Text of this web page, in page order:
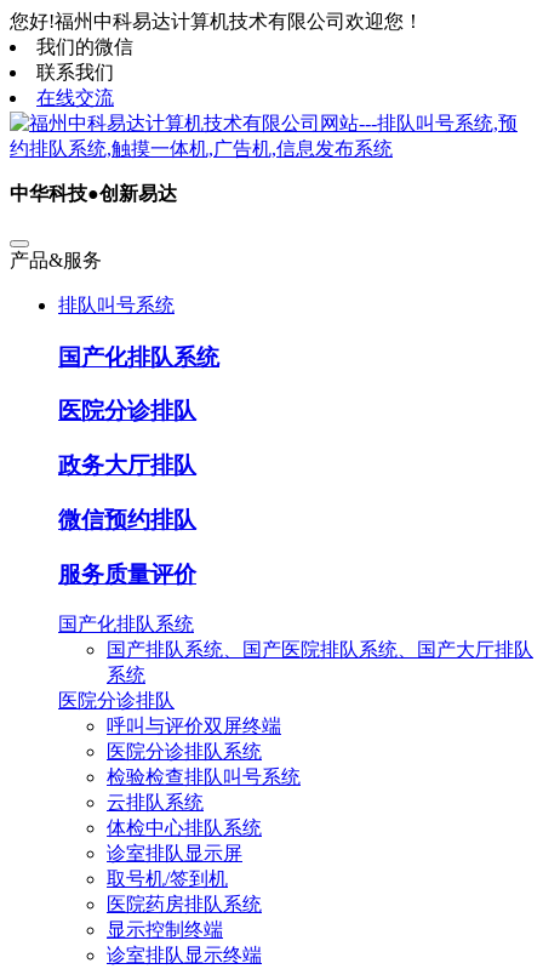
您好!福州中科易达计算机技术有限公司欢迎您！
我们的微信
联系我们
在线交流
中华科技●创新易达
产品&服务
排队叫号系统
国产化排队系统
医院分诊排队
政务大厅排队
微信预约排队
服务质量评价
国产化排队系统
国产排队系统、国产医院排队系统、国产大厅排队
系统
医院分诊排队
呼叫与评价双屏终端
医院分诊排队系统
检验检查排队叫号系统
云排队系统
体检中心排队系统
诊室排队显示屏
取号机/签到机
医院药房排队系统
显示控制终端
诊室排队显示终端